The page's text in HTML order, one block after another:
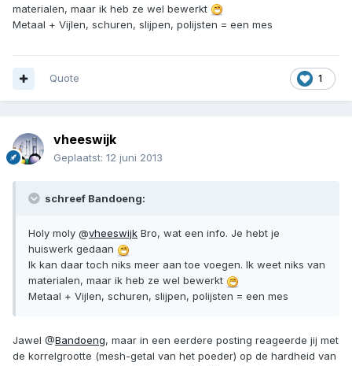
materialen, maar ik heb ze wel bewerkt
Metaal + Vijlen, schuren, slijpen, polijsten = een mes
1
Quote
vheeswijk
Geplaatst: 12 juni 2013
schreef Bandoeng:
Holy moly @vheeswijk Bro, wat een info. Je hebt je
huiswerk gedaan
Ik kan daar toch niks meer aan toe voegen. Ik weet niks van
materialen, maar ik heb ze wel bewerkt
Metaal + Vijlen, schuren, slijpen, polijsten = een mes
Jawel @Bandoeng, maar in een eerdere posting reageerde jij met
de korrelgrootte (mesh-getal van het poeder) op de hardheid van